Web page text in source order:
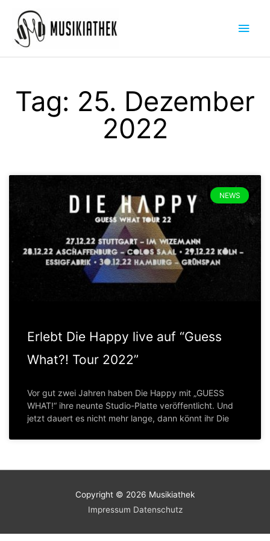
Inhalt
springen
Tag: 25. Dezember
2022
NEWS
Erlebt Die Happy live auf “Guess
What?! Tour 2022”
Vor gut zwei Jahren haben Die Happy mit „GUESS
WHAT!“ ihre neunte Studio-Platte veröffentlicht. Und
jetzt dauert es nicht mehr lange, dann könnt ihr Die
Copyright © 2026 Musikiathek
Impressum Datenschutz